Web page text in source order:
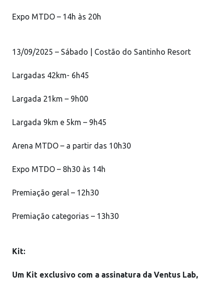
Expo MTDO – 14h às 20h
13/09/2025 – Sábado | Costão do Santinho Resort
Largadas 42km- 6h45
Largada 21km – 9h00
Largada 9km e 5km – 9h45
Arena MTDO – a partir das 10h30
Expo MTDO – 8h30 às 14h
Premiação geral – 12h30
Premiação categorias – 13h30
Kit:
Um Kit exclusivo com a assinatura da Ventus Lab,